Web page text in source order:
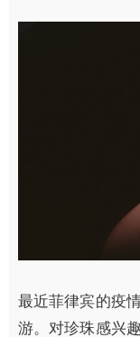
最近菲律宾的疫
游。对珍珠感兴